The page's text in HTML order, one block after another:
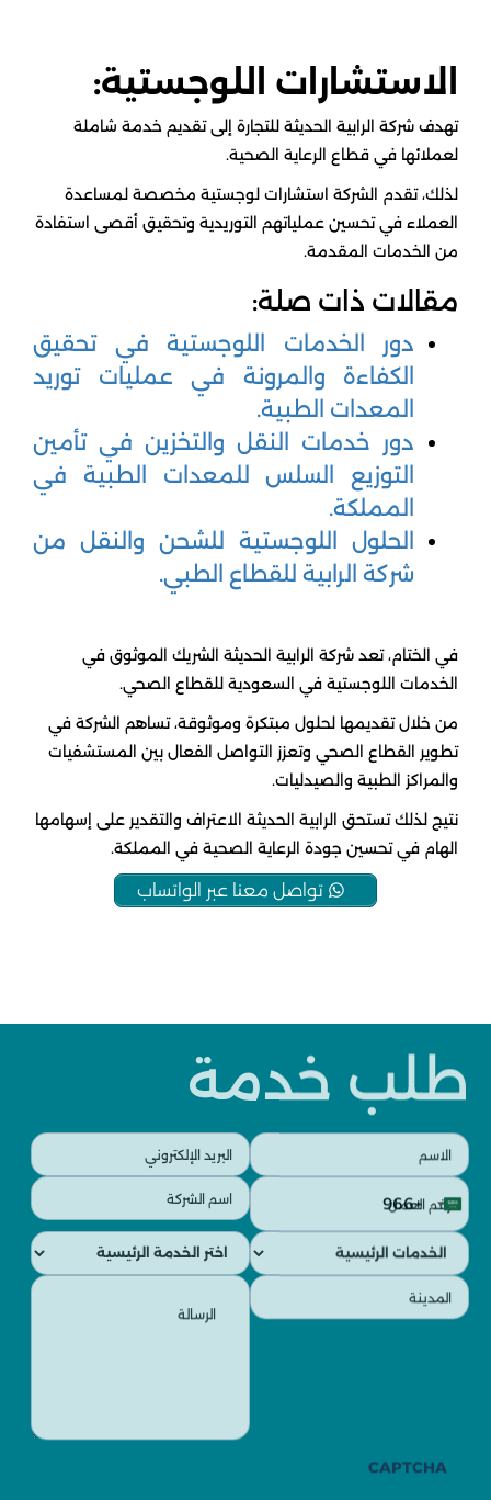
الاستشارات اللوجستية:
تهدف شركة الرابية الحديثة للتجارة إلى تقديم خدمة شاملة
لعملائها في قطاع الرعاية الصحية.
لذلك، تقدم الشركة استشارات لوجستية مخصصة لمساعدة
العملاء في تحسين عملياتهم التوريدية وتحقيق أقصى استفادة
من الخدمات المقدمة.
مقالات ذات صلة:
دور الخدمات اللوجستية في تحقيق
الكفاءة والمرونة في عمليات توريد
المعدات الطبية.
دور خدمات النقل والتخزين في تأمين
التوزيع السلس للمعدات الطبية في
المملكة.
الحلول اللوجستية للشحن والنقل من
شركة الرابية للقطاع الطبي.
في الختام، تعد شركة الرابية الحديثة الشريك الموثوق في
الخدمات اللوجستية في السعودية للقطاع الصحي.
من خلال تقديمها لحلول مبتكرة وموثوقة، تساهم الشركة في
تطوير القطاع الصحي وتعزز التواصل الفعال بين المستشفيات
والمراكز الطبية والصيدليات.
نتيج لذلك تستحق الرابية الحديثة الاعتراف والتقدير على إسهامها
الهام في تحسين جودة الرعاية الصحية في المملكة.
تواصل معنا عبر الواتساب
طلب خدمة
الاسم
(مطلوب)
البريد
الإلكتروني
(مطلوب)
رقم
العمل
(مطلوب)
Saudi
Arabia
+966
+966
اسم
الشركة
(مطلوب)
الخدمات
الرئيسية
(مطلوب)
الخدمات
الفرعية
(مطلوب)
المدينة
الرسالة
CAPTCHA